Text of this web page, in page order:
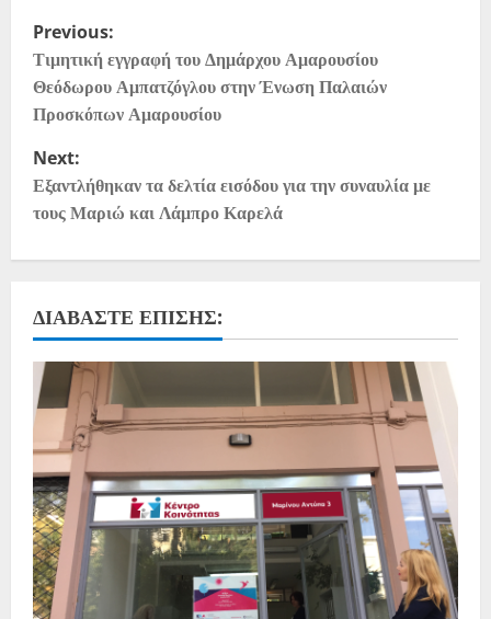
Previous:
Τιμητική εγγραφή του Δημάρχου Αμαρουσίου
Θεόδωρου Αμπατζόγλου στην Ένωση Παλαιών
Προσκόπων Αμαρουσίου
Next:
Εξαντλήθηκαν τα δελτία εισόδου για την συναυλία με
τους Μαριώ και Λάμπρο Καρελά
ΔΙΑΒΆΣΤΕ ΕΠΊΣΗΣ: